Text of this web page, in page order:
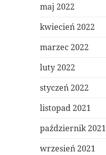
maj 2022
kwiecień 2022
marzec 2022
luty 2022
styczeń 2022
listopad 2021
październik 2021
wrzesień 2021